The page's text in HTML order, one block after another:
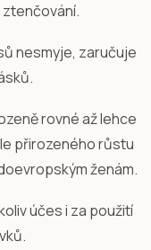
nesmyje, zaručuje
rovné až lehce
přirozeného růstu
ženám.
účes i za použití